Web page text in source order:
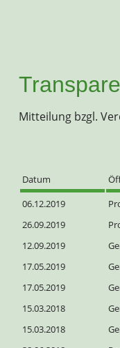
Mitteilung bzgl.
Datum
06.12.2019
26.09.2019
12.09.2019
17.05.2019
17.05.2019
15.03.2018
15.03.2018